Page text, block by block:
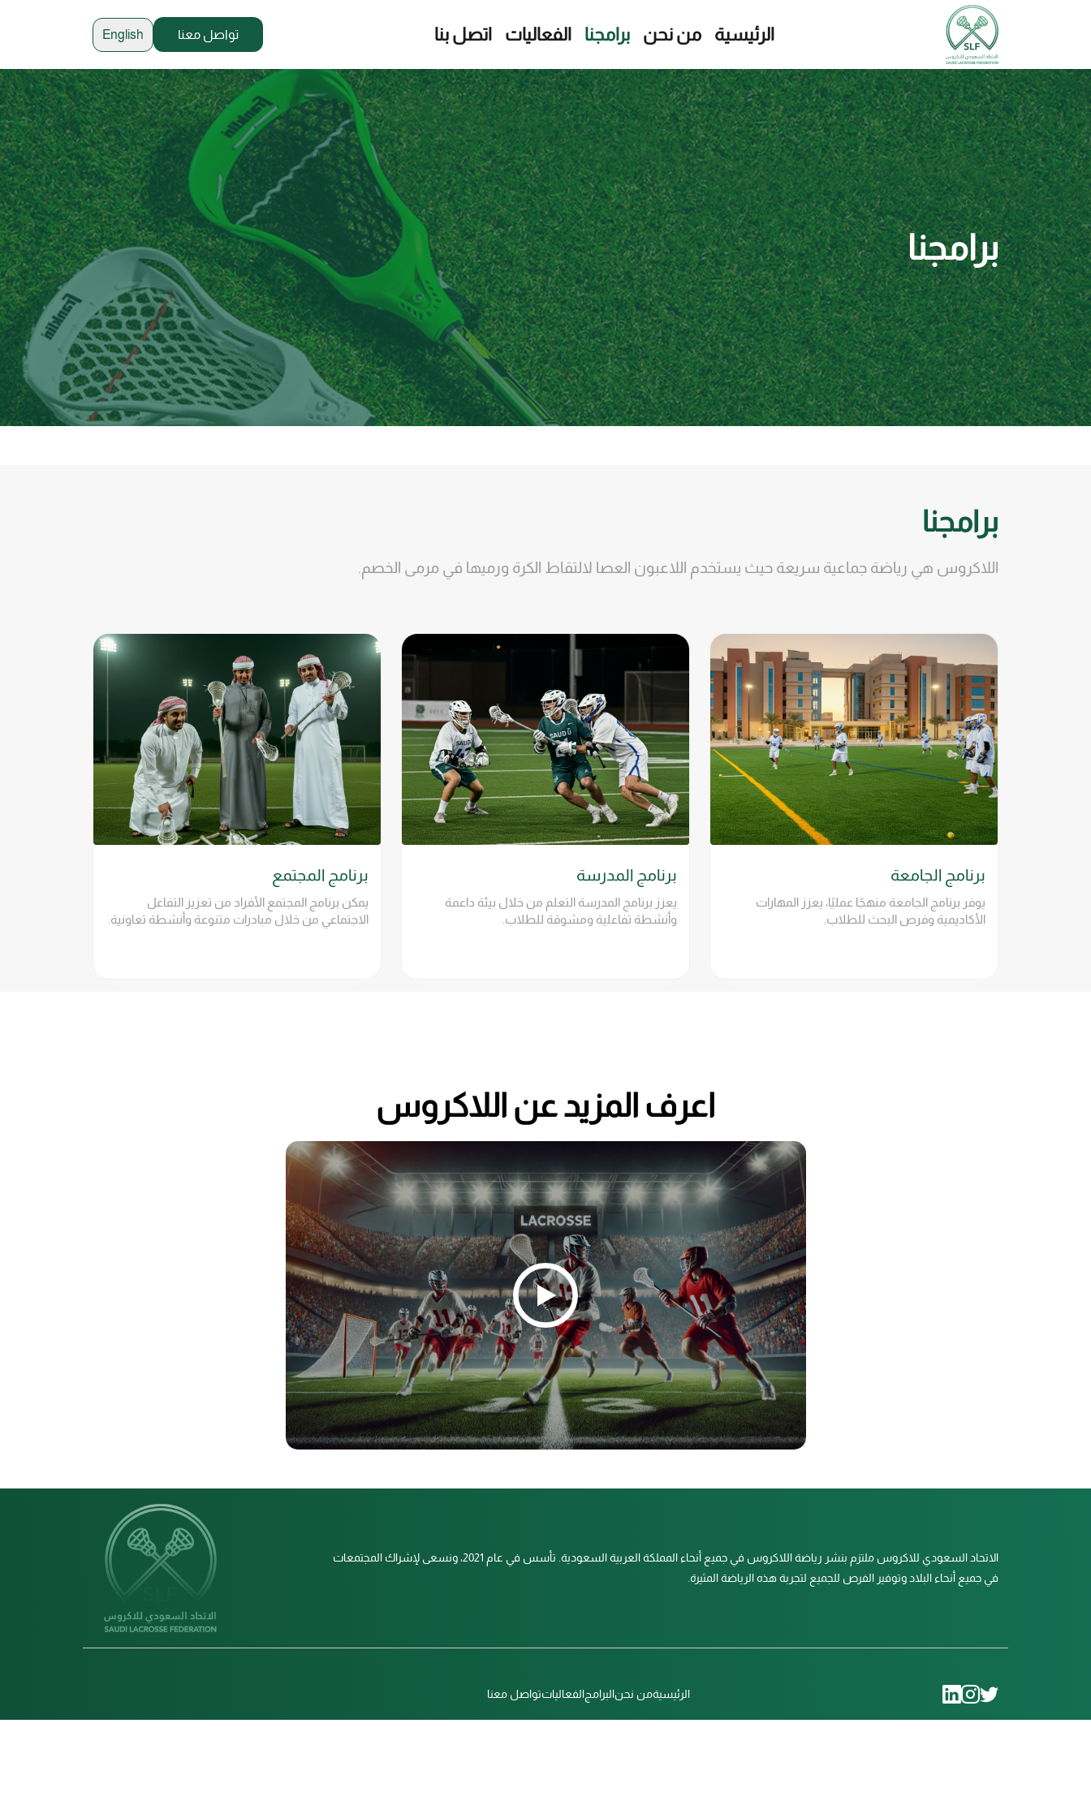
الرئيسية من نحن برامجنا الفعاليات اتصل بنا تواصل معنا English
برامجنا
برامجنا
اللاكروس هي رياضة جماعية سريعة حيث يستخدم اللاعبون العصا لالتقاط الكرة ورميها في مرمى الخصم.
برنامج الجامعة
يوفر برنامج الجامعة منهجًا عمليًا، يعزز المهارات
الأكاديمية وفرص البحث للطلاب.
برنامج المدرسة
يعزز برنامج المدرسة التعلم من خلال بيئة داعمة
وأنشطة تفاعلية ومشوقة للطلاب.
برنامج المجتمع
يمكن برنامج المجتمع الأفراد من تعزيز التفاعل
الاجتماعي من خلال مبادرات متنوعة وأنشطة تعاونية.
اعرف المزيد عن اللاكروس
الاتحاد السعودي للاكروس ملتزم بنشر رياضة اللاكروس في جميع أنحاء المملكة العربية السعودية. تأسس في عام 2021، ونسعى لإشراك المجتمعات
في جميع أنحاء البلاد وتوفير الفرص للجميع لتجربة هذه الرياضة المثيرة.
الرئيسيةمن نحنالبرامجالفعالياتتواصل معنا